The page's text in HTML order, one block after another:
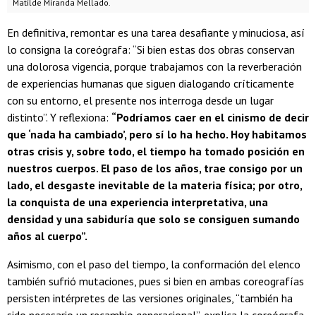
Matilde Miranda Mellado.
En definitiva, remontar es una tarea desafiante y minuciosa, así
lo consigna la coreógrafa: “Si bien estas dos obras conservan
una dolorosa vigencia, porque trabajamos con la reverberación
de experiencias humanas que siguen dialogando críticamente
con su entorno, el presente nos interroga desde un lugar
distinto”. Y reflexiona: “Podríamos caer en el cinismo de decir
que ‘nada ha cambiado’, pero sí lo ha hecho. Hoy habitamos
otras crisis y, sobre todo, el tiempo ha tomado posición en
nuestros cuerpos. El paso de los años, trae consigo por un
lado, el desgaste inevitable de la materia física; por otro,
la conquista de una experiencia interpretativa, una
densidad y una sabiduría que solo se consiguen sumando
años al cuerpo”.
Asimismo, con el paso del tiempo, la conformación del elenco
también sufrió mutaciones, pues si bien en ambas coreografías
persisten intérpretes de las versiones originales, “también ha